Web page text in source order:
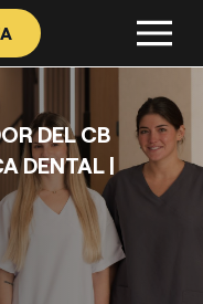
DEL CB
DENTAL |